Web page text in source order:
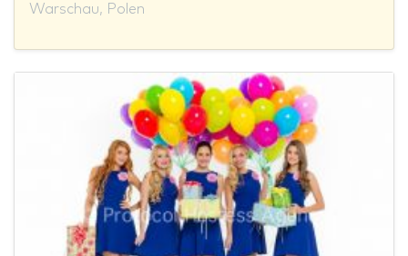
Warschau, Polen